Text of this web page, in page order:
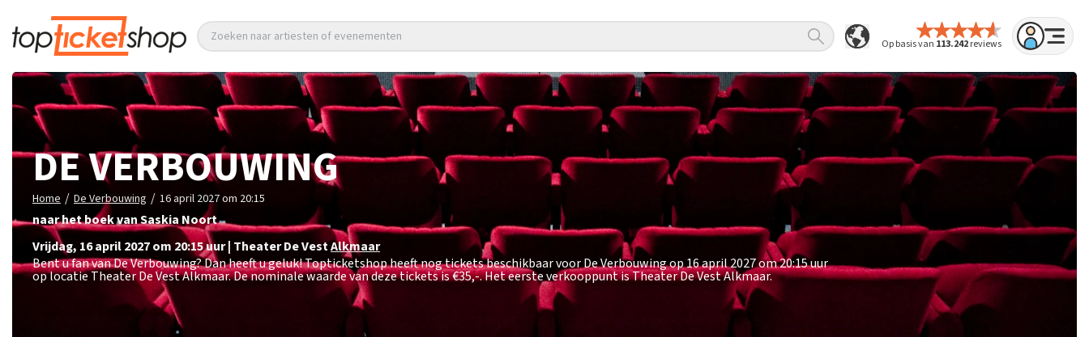
Op basis van 113.242reviews
Zoeken naar artiesten of evenementen
DE VERBOUWING
Home / De Verbouwing / 16 april 2027 om 20:15
naar het boek van Saskia Noort
vrijdag, 16 april 2027 om 20:15uur| Theater De VestAlkmaar
Bent u fan van De Verbouwing? Dan heeft u geluk! Topticketshop heeft nog tickets beschikbaar voor De Verbouwing op 16 april 2027 om 20:15 uur
op locatie Theater De Vest Alkmaar. De nominale waarde van deze tickets is€35,-. Het eerste verkooppunt is Theater De Vest Alkmaar.